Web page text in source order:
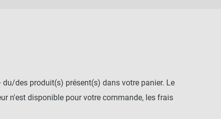
des produit(s) présent(s) dans votre panier. Le
n'est disponible pour votre commande, les frais